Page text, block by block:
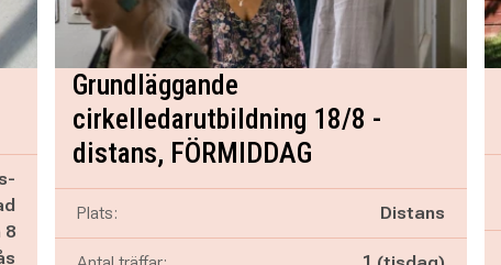
8
Grundläggande
cirkelledarutbildning 18/8 -
distans, FÖRMIDDAG
Plats: Distans